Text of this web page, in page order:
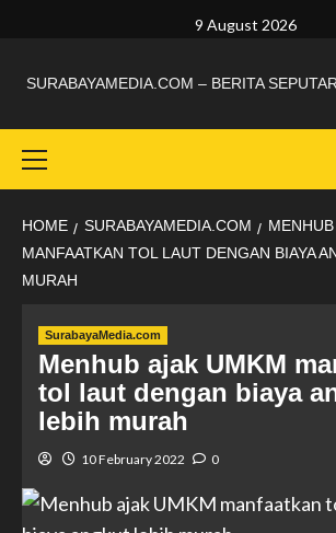
9 August 2026
SURABAYAMEDIA.COM – BERITA
HOME SURABAYAMEDIA.COM
MANFAATKAN TOL LAUT DENGAN BIAYA
MURAH
SurabayaMedia.com
Menhub ajak UMKM
tol laut dengan biaya
lebih murah
10 February 2022 0